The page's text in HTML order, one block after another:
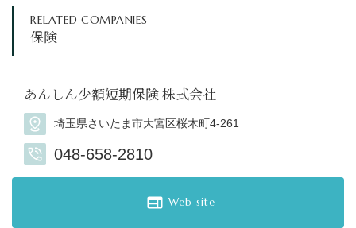
RELATED COMPANIES
保険
あんしん少額短期保険 株式会社
埼玉県さいたま市大宮区桜木町4-261
048-658-2810
Web site